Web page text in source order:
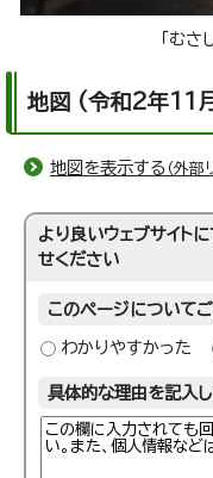
「むさ
地図 (令和2年11
地図を表示する （外部
より良いウェブサイト
せください
このページについて
わかりやすかった
具体的な理由を記入